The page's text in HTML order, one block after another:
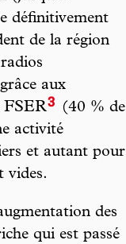
définitivement
de la région
aux
FSER3
(40 % de
activité
et autant pour
vides.
des
qui est passé